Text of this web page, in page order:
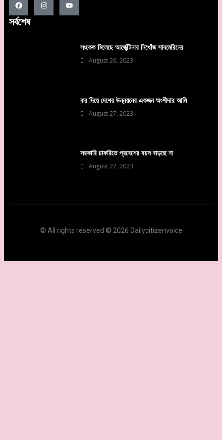
সর্বশেষ
সংকেত মিলেছে আর্জেন্টিনার নিখোঁজ সাবমেরিনের
August 26, 2023
কর দিয়ে দেশের উন্নয়নের একজন অংশীদার আমি
August 27, 2023
সরকারি চাকরিতে প্রবেশের বয়স বাড়ছে না
August 27, 2023
© All rights reserved © 2026 Dailycitizenvoice